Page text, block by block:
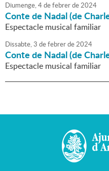
Diumenge,4defebrerde2024
Conte de Nadal (de
Espectacle musical familiar
Dissabte,3 defebrerde2024
Conte de Nadal (de
Espectacle musical familiar